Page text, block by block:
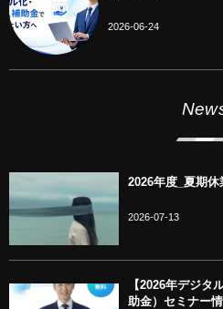
2026-06-24
2026年度_夏期
2026-07-13
【2026年デジタ
助金）セミナー